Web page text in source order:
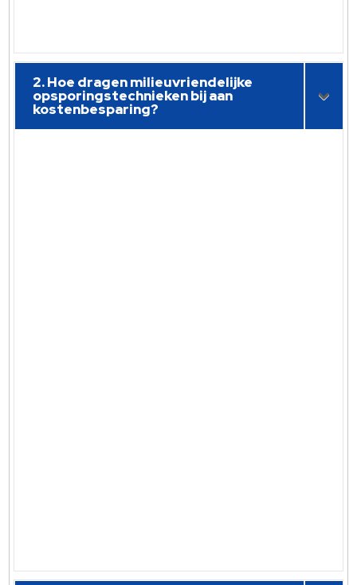
2. Hoe dragen milieuvriendelijke
opsporingstechnieken bij aan
kostenbesparing?